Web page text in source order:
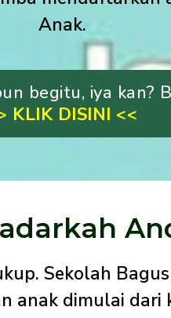
Anak.
begitu, iya kan?
KLIK DISINI <<
Sekolah
anak dimulai